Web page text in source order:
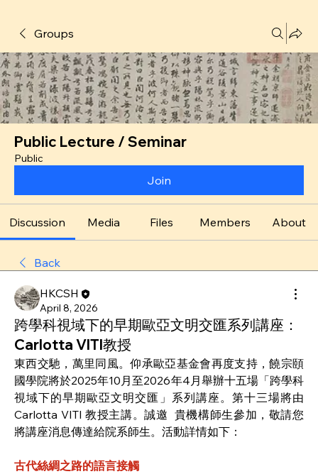
Groups
Public Lecture / Seminar
Public
Join
Discussion Media Files Members About
Back
HKCSH
April 8, 2026
跨學科視域下的早期歐亞文明交匯系列講座：
Carlotta VITI教授
東西交馳，萬里同風。仰承歐亞基金會再度支持，饒宗頤
國學院將於2025年10月至2026年4月舉辦十五場「跨學科
視域下的早期歐亞文明交匯」系列講座。第十三場將由
Carlotta VITI 教授主講。誠邀  貴機構師生參加，敬請您
將講座消息傳達給院系師生。活動詳情如下：
古代絲綢之路的語言接觸